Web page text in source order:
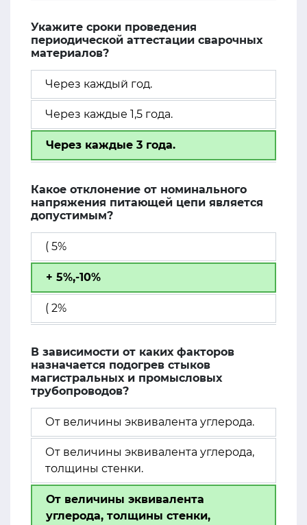
Укажите сроки проведения
периодической аттестации сварочных
материалов?
Через каждый год.
Через каждые 1,5 года.
Через каждые 3 года.
Какое отклонение от номинального
напряжения питающей цепи является
допустимым?
( 5%
+ 5%,-10%
( 2%
В зависимости от каких факторов
назначается подогрев стыков
магистральных и промысловых
трубопроводов?
От величины эквивалента углерода.
От величины эквивалента углерода,
толщины стенки.
От величины эквивалента
углерода, толщины стенки,